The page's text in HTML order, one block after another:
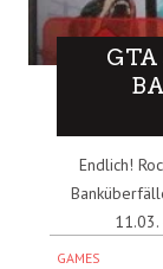
GTA
Endlich!
GAMES